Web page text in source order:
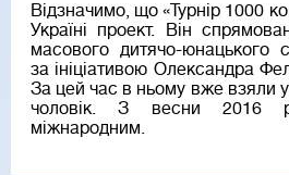
Відзначимо, що «Турнір 1000
Україні проект. Він
масового дитячо-юнацького
за ініціативою Олександра
За цей час в ньому вже взяли
чоловік. З весни 2016
міжнародним.